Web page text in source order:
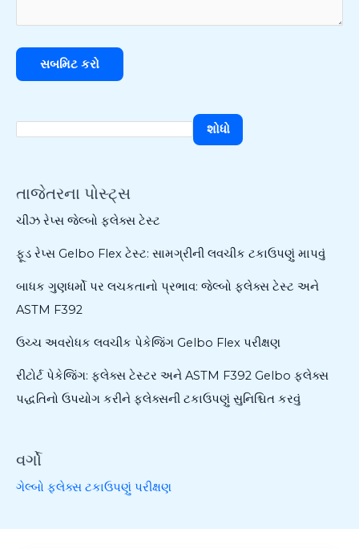
શોધો
તાજેતરના પોસ્ટ્સ
ચીઝ રેપ્સ જેલ્બો ફ્લેક્સ ટેસ્ટ
ફૂડ રેપ્સ Gelbo Flex ટેસ્ટ: સામગ્રીની લવચીક ટકાઉપણું માપવું
બાધક ગુણધર્મો પર લચકતાનો પ્રભાવ: જેલ્બો ફ્લેક્સ ટેસ્ટ અને
ASTM F392
ઉચ્ચ અવરોધક લવચીક પેકેજિંગ Gelbo Flex પરીક્ષણ
રીટોર્ટ પેકેજિંગ: ફ્લેક્સ ટેસ્ટર અને ASTM F392 Gelbo ફ્લેક્સ
પદ્ધતિનો ઉપયોગ કરીને ફ્લેક્સની ટકાઉપણું સુનિશ્ચિત કરવું
વર્ગો
ગેલ્બો ફ્લેક્સ ટકાઉપણું પરીક્ષણ